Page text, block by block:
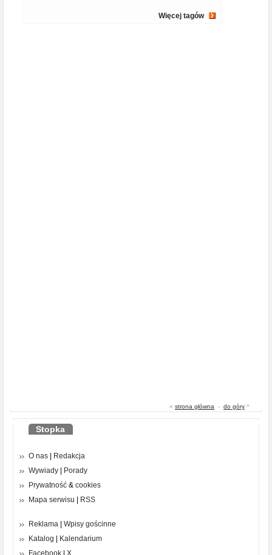
Więcej tagów
« strona główna - do góry ^
Stopka
O nas
Redakcja
Wywiady
Porady
Prywatność & cookies
Mapa serwisu
RSS
Reklama
Wpisy gościnne
Katalog
Kalendarium
Facebook
X